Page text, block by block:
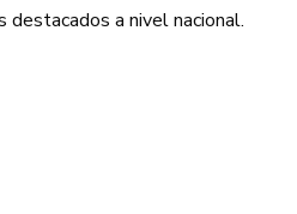
a nivel nacional.